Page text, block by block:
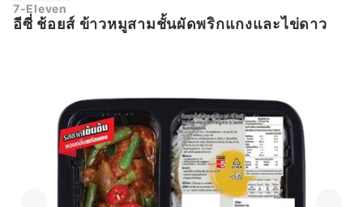
7-Eleven
อีซี่ ช้อยส์ ข้าวหมูสามชั้นผัดพริกแกงและไข่ดาว